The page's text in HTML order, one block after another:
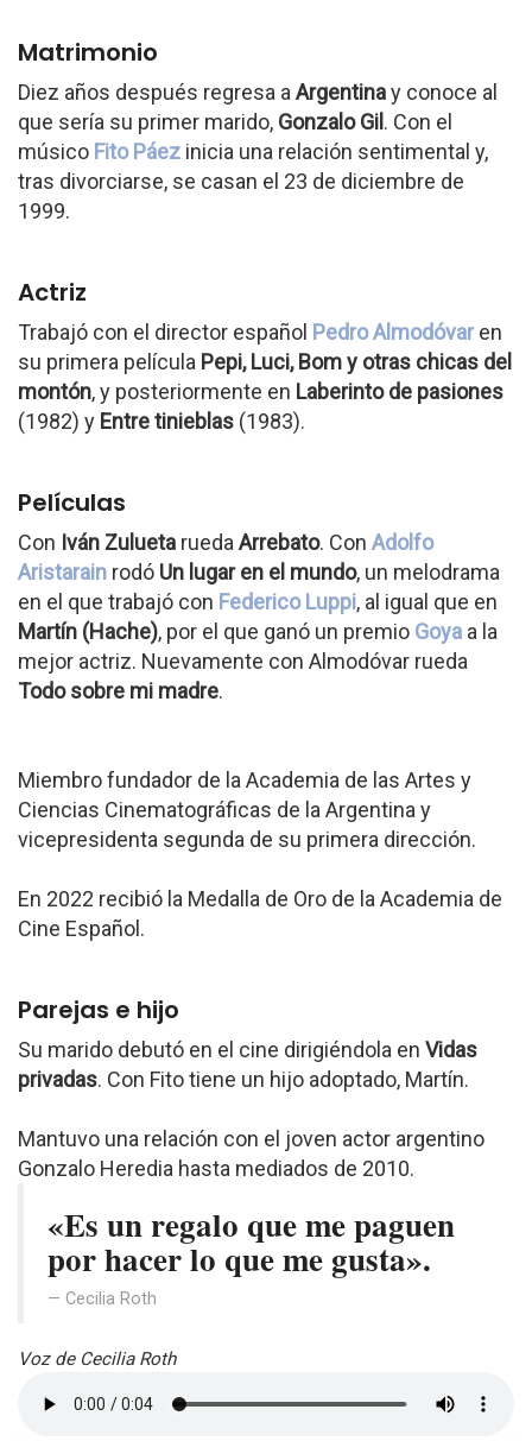
Matrimonio
Diez años después regresa a Argentinay conoce al
que sería su primer marido, Gonzalo Gil . Con el
músico Fito Páez inicia una relación sentimental y,
tras divorciarse, se casan el 23 de diciembre de
1999.
Actriz
Trabajó con el director español Pedro Almodóvaren
su primera película Pepi, Luci, Bom y otras chicas del
montón, y posteriormente en Laberinto de pasiones
(1982) y Entre tinieblas (1983).
Películas
Con Iván Zulueta rueda Arrebato. Con Adolfo
Aristarain rodó Un lugar en el mundo, un melodrama
en el que trabajó con Federico Luppi, al igual que en
Martín (Hache), por el que ganó un premio Goya a la
mejor actriz. Nuevamente con Almodóvar rueda
Todo sobre mi madre.
Miembro fundador de la Academia de las Artes y
Ciencias Cinematográficas de la Argentina y
vicepresidenta segunda de su primera dirección.
En 2022 recibió la Medalla de Oro de la Academia de
Cine Español.
Parejas e hijo
Su marido debutó en el cine dirigiéndola en Vidas
privadas. Con Fito tiene un hijo adoptado, Martín.
Mantuvo una relación con el joven actor argentino
Gonzalo Heredia hasta mediados de 2010.
«Es un regalo que me paguen
por hacer lo que me gusta».
Cecilia Roth
Voz de Cecilia Roth